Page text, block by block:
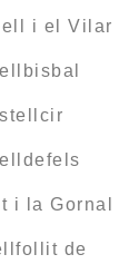
i el Vilar
i la Gornal
de